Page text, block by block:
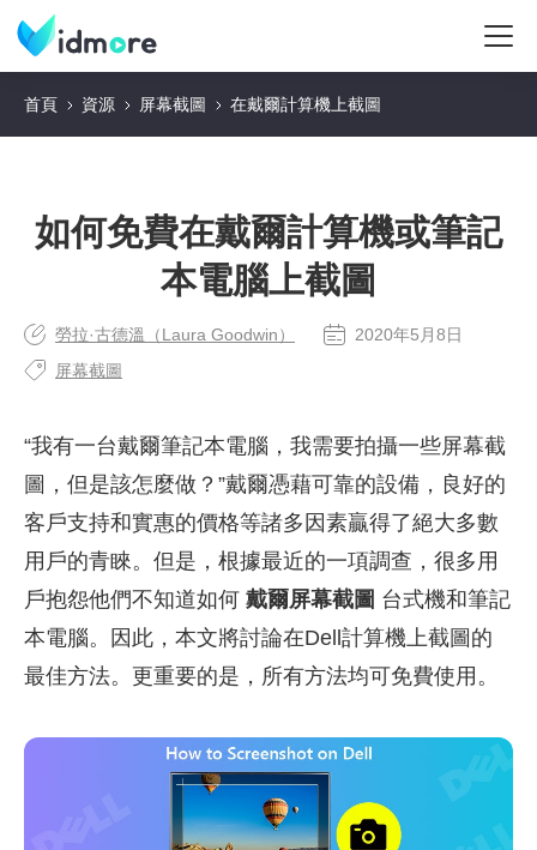
首頁 資源 屏幕截圖 在戴爾計算機上截圖
如何免費在戴爾計算機或筆記
本電腦上截圖
勞拉·古德溫（Laura Goodwin）
2020年5月8日
屏幕截圖
“我有一台戴爾筆記本電腦，我需要拍攝一些屏幕截
圖，但是該怎麼做？”戴爾憑藉可靠的設備，良好的
客戶支持和實惠的價格等諸多因素贏得了絕大多數
用戶的青睞。但是，根據最近的一項調查，很多用
戶抱怨他們不知道如何 戴爾屏幕截圖 台式機和筆記
本電腦。因此，本文將討論在Dell計算機上截圖的
最佳方法。更重要的是，所有方法均可免費使用。